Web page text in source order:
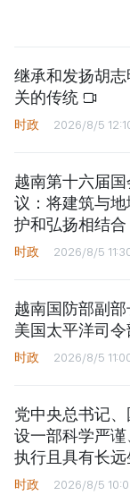
时政 2026/8/5
越南第十六届国
时政 2026/8/5
越南国防部副部
时政 2026/8/5
党中央总书记、
时政 2026/8/5
黎文明同志担任